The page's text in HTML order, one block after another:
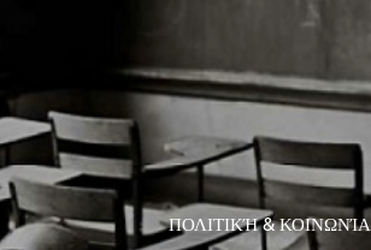
ΠΟΛΙΤΙΚΉ & ΚΟΙΝΩΝΊΑ